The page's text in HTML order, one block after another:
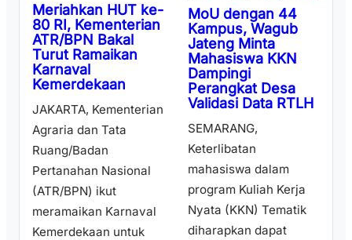
Meriahkan HUT ke-
80 RI, Kementerian
ATR/BPN Bakal
Turut Ramaikan
Karnaval
Kemerdekaan
JAKARTA, Kementerian
Agraria dan Tata
Ruang/Badan
Pertanahan Nasional
(ATR/BPN) ikut
meramaikan Karnaval
Kemerdekaan untuk
MoU dengan 44
Kampus, Wagub
Jateng Minta
Mahasiswa KKN
Dampingi
Perangkat Desa
Validasi Data RTLH
SEMARANG,
Keterlibatan
mahasiswa dalam
program Kuliah Kerja
Nyata (KKN) Tematik
diharapkan dapat